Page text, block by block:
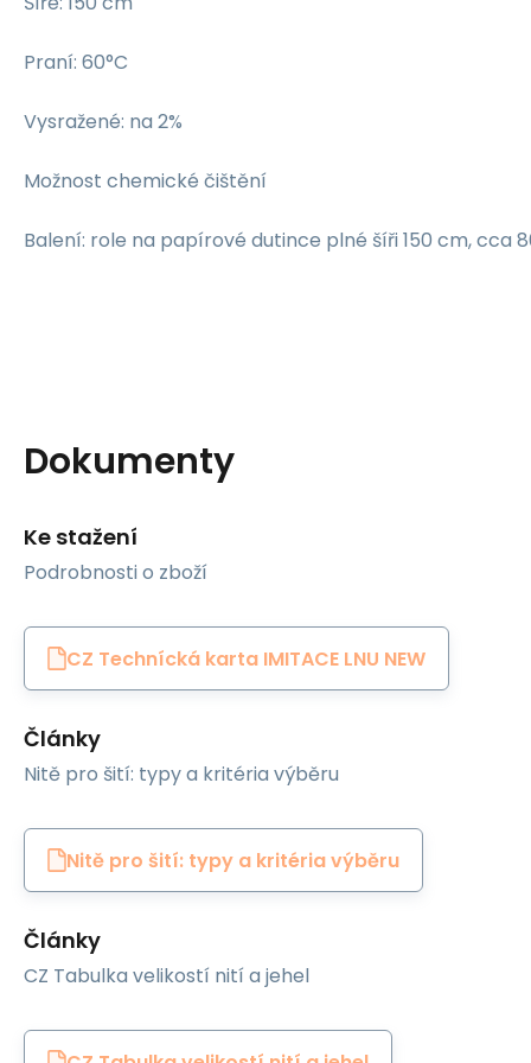
Praní: 60°C
Vysražené: na 2%
Možnost chemické čištění
Balení: role na papírové dutince plné šíři 150 cm, cca
Dokumenty
Ke stažení
Podrobnosti o zboží
CZ Technícká karta IMITACE LNU NEW
Články
Nitě pro šití: typy a kritéria výběru
Nitě pro šití: typy a kritéria výběru
Články
CZ Tabulka velikostí nití a jehel